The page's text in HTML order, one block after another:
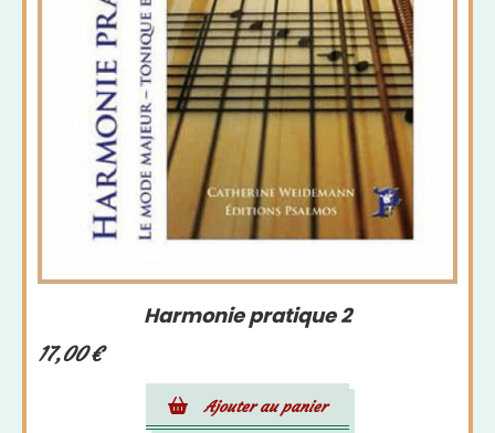
Harmonie pratique 2
17,00€
Ajouter au panier